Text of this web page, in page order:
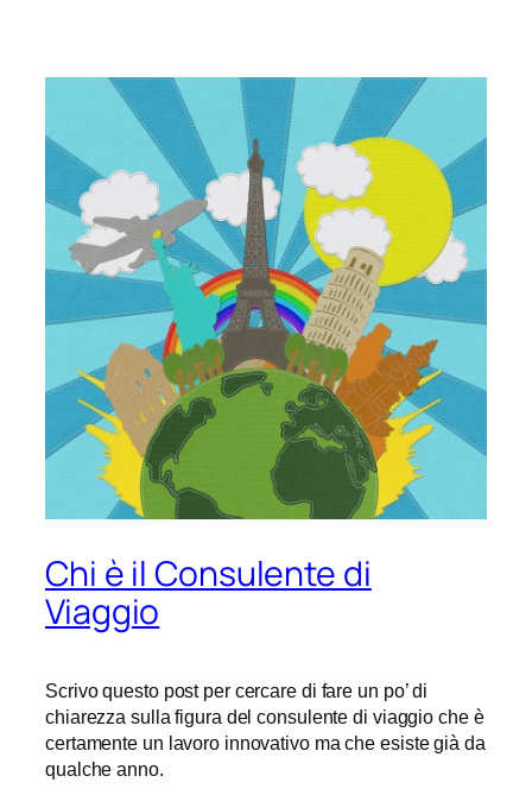
Chi è il Consulente di
Viaggio
Scrivo questo post per cercare di fare un po’ di
chiarezza sulla figura del consulente di viaggio che è
certamente un lavoro innovativo ma che esiste già da
qualche anno.